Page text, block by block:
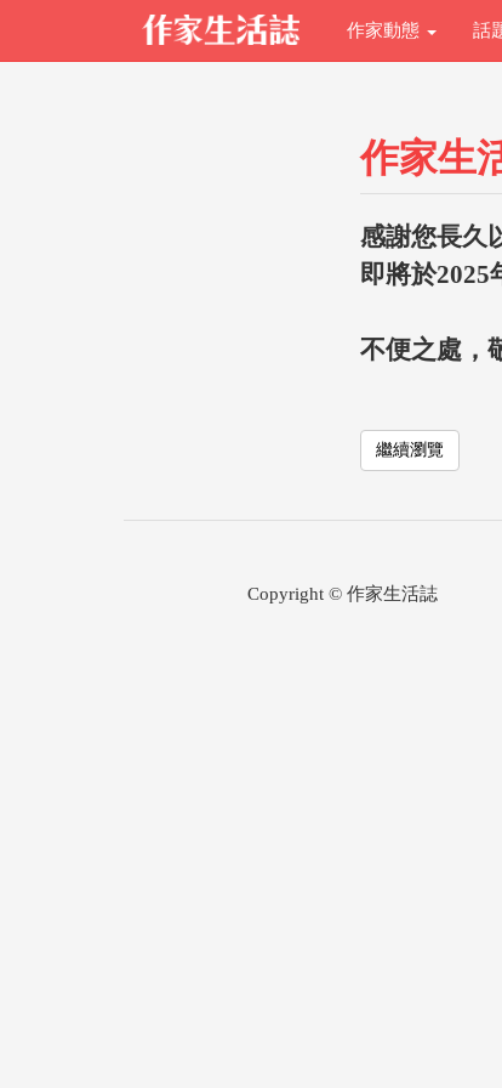
作家動態 話
作家生
感謝您長久
即將於2025
不便之處，
繼續瀏覽
Copyright © 作家生活誌